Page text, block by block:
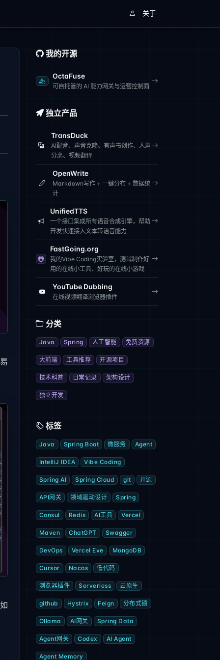
关于
我的开源
OctaFuse
可自托管的 AI 能力网关与运营控制面
独立产品
TransDuck
AI配音、声音克隆、有声书创作、人声
分离、视频翻译
OpenWrite
Markdown写作 + 一键分布 + 数据统
计
UnifiedTTS
一个接口集成所有语音合成引擎，帮助
开发快速接入文本转语音能力
FastGoing.org
我的Vibe Coding实验室，测试制作好
用的在线小工具、好玩的在线小游戏
YouTube Dubbing
在线视频翻译浏览器插件
分类
Java Spring 人工智能 免费资源
大前端 工具推荐 开源项目
技术科普 日常记录 架构设计
独立开发
标签
Java Spring Boot 微服务 Agent
IntelliJ IDEA Vibe Coding
Spring AI Spring Cloud git 开源
API网关 领域驱动设计 Spring
Consul Redis AI工具 Vercel
Maven ChatGPT Swagger
DevOps Vercel Eve MongoDB
Cursor Nacos 低代码
浏览器插件 Serverless 云原生
github Hystrix Feign 分布式锁
Ollama AI网关 Spring Data
Agent网关 Codex AI Agent
Agent Memory